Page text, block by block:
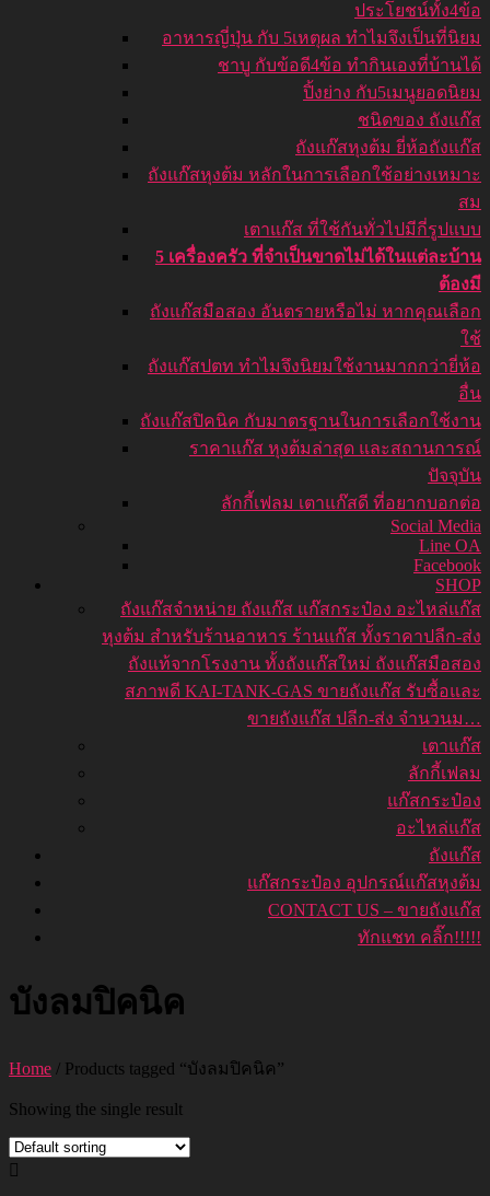
ประโยชน์ทั้ง4ข้อ
อาหารญี่ปุ่น กับ 5เหตุผล ทำไมจึงเป็นที่นิยม
ชาบู กับข้อดี4ข้อ ทำกินเองที่บ้านได้
ปิ้งย่าง กับ5เมนูยอดนิยม
ชนิดของ ถังแก๊ส
ถังแก๊สหุงต้ม ยี่ห้อถังแก๊ส
ถังแก๊สหุงต้ม หลักในการเลือกใช้อย่างเหมาะ
สม
เตาแก๊ส ที่ใช้กันทั่วไปมีกี่รูปแบบ
5 เครื่องครัว ที่จำเป็นขาดไม่ได้ในแต่ละบ้าน
ต้องมี
ถังแก๊สมือสอง อันตรายหรือไม่ หากคุณเลือก
ใช้
ถังแก๊สปตท ทำไมจึงนิยมใช้งานมากกว่ายี่ห้อ
อื่น
ถังแก๊สปิคนิค กับมาตรฐานในการเลือกใช้งาน
ราคาแก๊ส หุงต้มล่าสุด และสถานการณ์
ปัจจุบัน
ลักกี้เฟลม เตาแก๊สดี ที่อยากบอกต่อ
Social Media
Line OA
Facebook
SHOP
ถังแก๊สจำหน่าย ถังแก๊ส แก๊สกระป๋อง อะไหล่แก๊ส
หุงต้ม สำหรับร้านอาหาร ร้านแก๊ส ทั้งราคาปลีก-ส่ง
ถังแท้จากโรงงาน ทั้งถังแก๊สใหม่ ถังแก๊สมือสอง
สภาพดี KAI-TANK-GAS ขายถังแก๊ส รับซื้อและ
ขายถังแก๊ส ปลีก-ส่ง จำนวนม…
เตาแก๊ส
ลักกี้เฟลม
แก๊สกระป๋อง
อะไหล่แก๊ส
ถังแก๊ส
แก๊สกระป๋อง อุปกรณ์แก๊สหุงต้ม
CONTACT US – ขายถังแก๊ส
ทักแชท คลิ๊ก!!!!!
บังลมปิคนิค
Home / Products tagged “บังลมปิคนิค”
Showing the single result